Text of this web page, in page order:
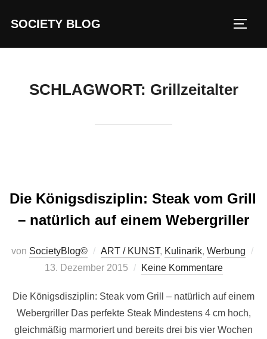
InhaltSOCIETY BLOG
SCHLAGWORT: Grillzeitalter
Die Königsdisziplin: Steak vom Grill
– natürlich auf einem Webergriller
von SocietyBlog© ART / KUNST, Kulinarik, Werbung
Veröffentlicht
13. Dezember 2015 Keine Kommentare
Die Königsdisziplin: Steak vom Grill – natürlich auf einem
Webergriller Das perfekte Steak Mindestens 4 cm hoch,
gleichmäßig marmoriert und bereits drei bis vier Wochen